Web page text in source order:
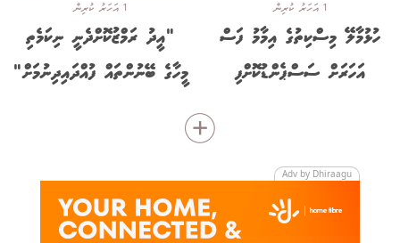
1 އަހަރު ކުރިން
ހުޅުމާލޭ މިސްކިތުގެ އިމާމު ފަސް
އަހަރަށް ސަސްޕެންޑުކޮށްފި
1 އަހަރު ކުރިން
"އީދު ރަމްޒުކޮށްދެނީ ނިކަމެތި
މީހާގެ ބޭނުންތައް ފުއްދައިދިނުމަށް"
Adv by Dhiraagu